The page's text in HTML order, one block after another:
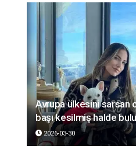
Avrupa ülkesini sarsan
başı kesilmiş halde
2026-03-30